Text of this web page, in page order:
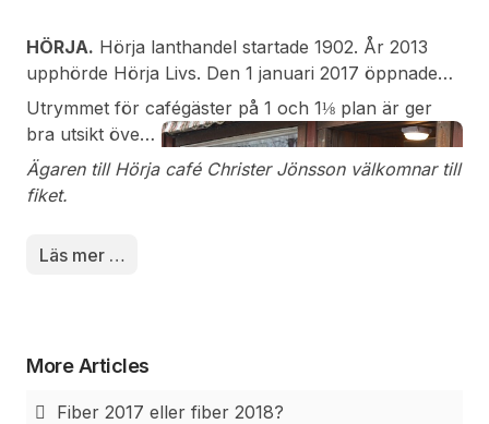
HÖRJA. Hörja lanthandel startade 1902. År 2013
upphörde Hörja Livs. Den 1 januari 2017 öppnade
Hörja café och loppis. Hörja by har fått nytt liv igen.
Det är bara början. Verksamheten kommer att
utvidgas efter hand.
Utrymmet för cafégäster på 1 och 1⅛ plan är ger
bra utsikt över
den
framrusande
inte alla som
som en gång varit lanthandel.
Ägaren till Hörja café Christer Jönsson välkomnar till
fiket.
Läs mer …
More Articles
Fiber 2017 eller fiber 2018?